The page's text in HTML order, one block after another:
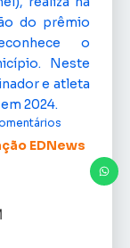
do prêmio
o
Neste
e atleta
2024.
EDNews